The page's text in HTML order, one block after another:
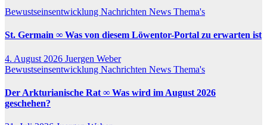
Bewustseinsentwicklung Nachrichten News Thema's
St. Germain ∞ Was von diesem Löwentor-Portal zu erwarten ist
4. August 2026 Juergen Weber
Bewustseinsentwicklung Nachrichten News Thema's
Der Arkturianische Rat ∞ Was wird im August 2026
geschehen?